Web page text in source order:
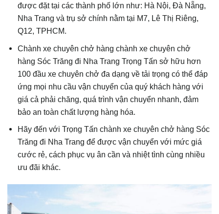
được đặt tại các thành phố lớn như: Hà Nội, Đà Nẵng,
Nha Trang và trụ sở chính nằm tại M7, Lê Thị Riêng,
Q12, TPHCM.
Chành xe chuyên chở hàng chành xe chuyên chở
hàng Sóc Trăng đi Nha Trang Trọng Tấn sở hữu hơn
100 đầu xe chuyên chở đa dạng về tải trọng có thể đáp
ứng mọi nhu cầu vận chuyển của quý khách hàng với
giá cả phải chăng, quá trình vận chuyển nhanh, đảm
bảo an toàn chất lượng hàng hóa.
Hãy đến với Trọng Tấn chành xe chuyên chở hàng Sóc
Trăng đi Nha Trang để được vận chuyển với mức giá
cước rẻ, cách phục vụ ân cần và nhiệt tình cùng nhiều
ưu đãi khác.